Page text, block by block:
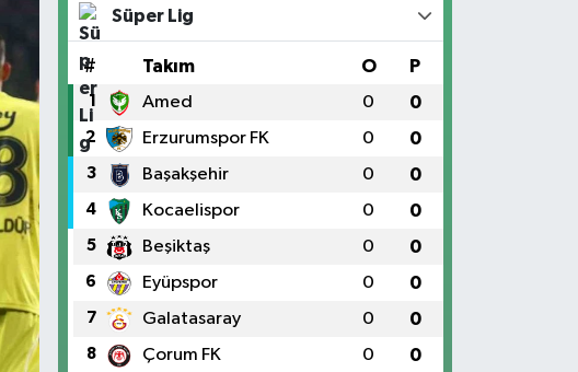
Süper Lig
# Takım O P
1 Amed 0 0
2 Erzurumspor FK 0 0
3 Başakşehir 0 0
4 Kocaelispor 0 0
5 Beşiktaş 0 0
6 Eyüpspor 0 0
7 Galatasaray 0 0
8 Çorum FK 0 0